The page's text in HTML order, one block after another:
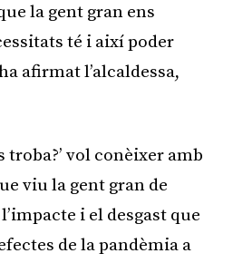
la gent gran ens
té i així poder
afirmat l’alcaldessa,
troba?’ vol conèixer amb
viu la gent gran de
i el desgast que
de la pandèmia a